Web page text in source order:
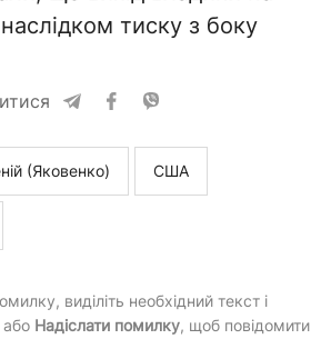
тиску з боку
(Яковенко) США
виділіть необхідний текст і
або Надіслати помилку, щоб повідомити